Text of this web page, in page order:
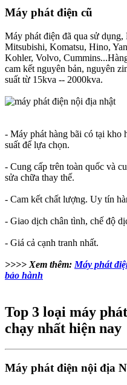
Máy phát điện cũ
Máy phát điện đã qua sử
Mitsubishi, Komatsu, Hino,
Kohler, Volvo,
cam kết nguyên bản, nguyên
suất từ 15kva -- 2000kva.
- Máy phát hàng bãi có tại kho
suất để lựa chọn.
- Cung cấp trên toàn quốc và
sửa chữa thay thế.
- Cam kết chất lượng. Uy tín
- Giao dịch chân tình, chế độ
- Giá cả cạnh tranh nhất.
>>>> Xem thêm: Máy phát
bảo hành
Top 3 loại máy
chạy nhất hiện nay
Máy phát điện nội địa